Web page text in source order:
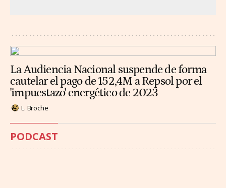
La Audiencia Nacional suspende de forma
cautelar el pago de 152,4M a Repsol por el
'impuestazo' energético de 2023
L. Broche
PODCAST